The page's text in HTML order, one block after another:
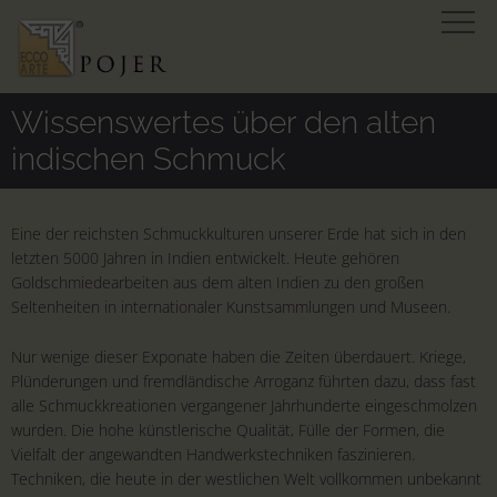
Wissenswertes über den alten
indischen Schmuck
Eine der reichsten Schmuckkulturen unserer Erde hat sich in den
letzten 5000 Jahren in Indien entwickelt. Heute gehören
Goldschmiedearbeiten aus dem alten Indien zu den großen
Seltenheiten in internationaler Kunstsammlungen und Museen.
Nur wenige dieser Exponate haben die Zeiten überdauert. Kriege,
Plünderungen und fremdländische Arroganz führten dazu, dass fast
alle Schmuckkreationen vergangener Jahrhunderte eingeschmolzen
wurden. Die hohe künstlerische Qualität, Fülle der Formen, die
Vielfalt der angewandten Handwerkstechniken faszinieren.
Techniken, die heute in der westlichen Welt vollkommen unbekannt